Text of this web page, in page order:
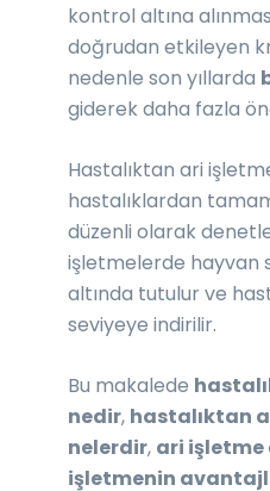
kontrol altına
doğrudan etkileyen
nedenle son yıllarda
giderek daha fazla
Hastalıktan ari
hastalıklardan
düzenli olarak
işletmelerde hayvan
altında tutulur ve
seviyeye indirilir.
Bu makalede
nedir, hastalıktan
nelerdir, ari
işletmenin